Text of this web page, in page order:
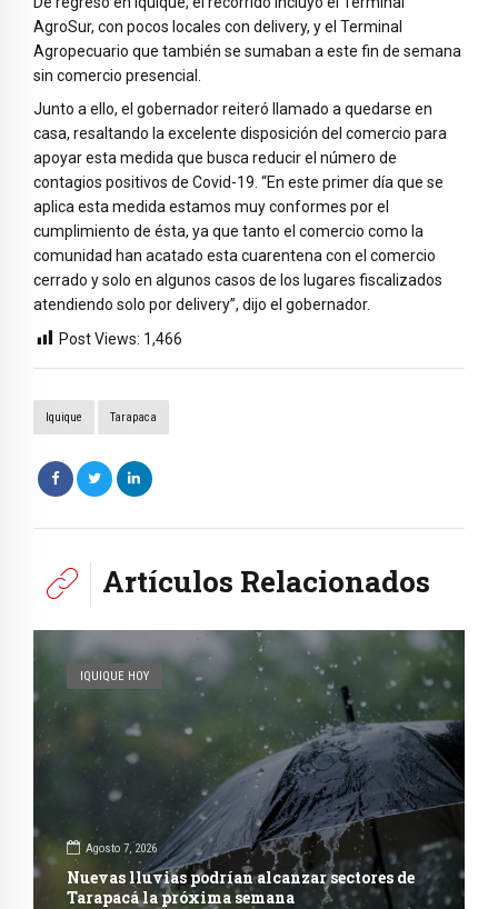
AgroSur, con pocos locales con delivery, y el Terminal
Agropecuario que también se sumaban a este fin de semana
sin comercio presencial.
Junto a ello, el gobernador reiteró llamado a quedarse en
casa, resaltando la excelente disposición del comercio para
apoyar esta medida que busca reducir el número de
contagios positivos de Covid-19. “En este primer día que se
aplica esta medida estamos muy conformes por el
cumplimiento de ésta, ya que tanto el comercio como la
comunidad han acatado esta cuarentena con el comercio
cerrado y solo en algunos casos de los lugares fiscalizados
atendiendo solo por delivery”, dijo el gobernador.
Post Views: 1,466
Iquique Tarapaca
Artículos Relacionados
IQUIQUE HOY
Agosto 7, 2026
Nuevas lluvias podrían alcanzar sectores de
Tarapacá la próxima semana